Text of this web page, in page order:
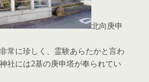
北向庚申
常に珍しく、霊験あらたかと言わ
社には2基の庚申塔が奉られてい